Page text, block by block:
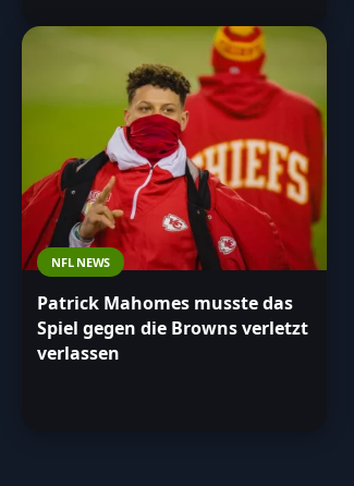
NFL NEWS
Patrick Mahomes musste das
Spiel gegen die Browns verletzt
verlassen